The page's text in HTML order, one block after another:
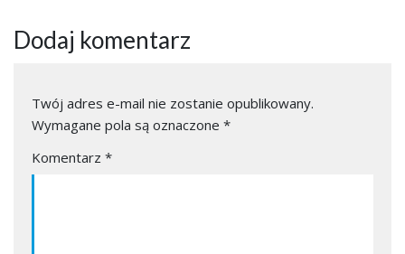
Dodaj komentarz
Twój adres e-mail nie zostanie opublikowany.
Wymagane pola są oznaczone *
Komentarz *